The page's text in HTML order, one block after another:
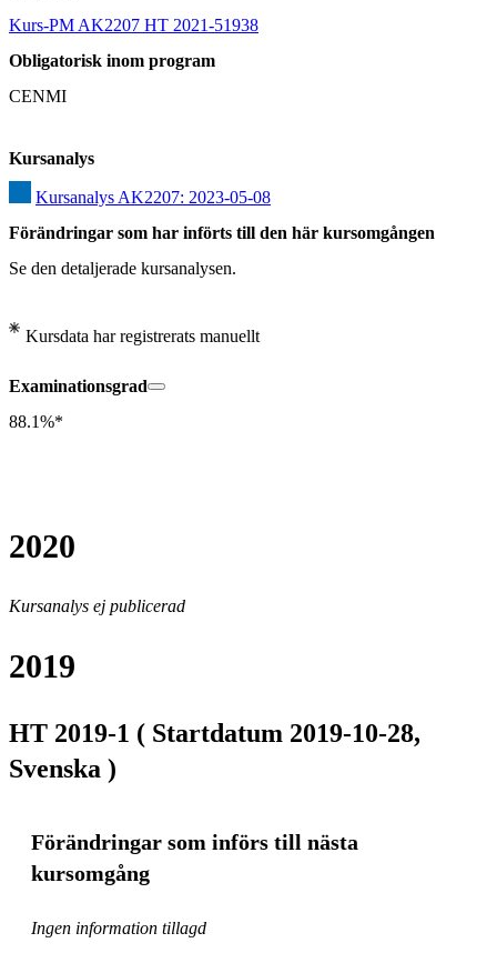
Kurs-PM AK2207 HT 2021-51938
Obligatorisk inom program
CENMI
Kursanalys
Kursanalys AK2207: 2023-05-08
Förändringar som har införts till den här kursomgången
Se den detaljerade kursanalysen.
Kursdata har registrerats manuellt
Examinationsgrad
88.1%*
2020
Kursanalys ej publicerad
2019
HT 2019-1 ( Startdatum 2019-10-28,
Svenska )
Förändringar som införs till nästa
kursomgång
Ingen information tillagd